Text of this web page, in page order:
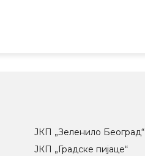
ЈКП „Зеленило Београд“
ЈКП „Градске пијаце“